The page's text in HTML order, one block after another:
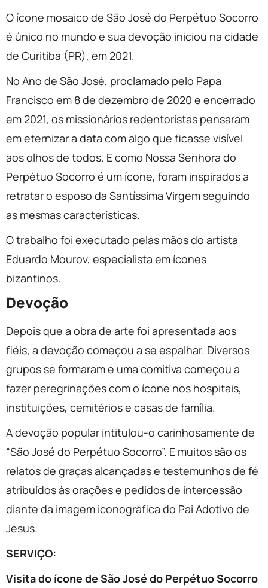
O ícone mosaico de São José do Perpétuo Socorro
é único no mundo e sua devoção iniciou na cidade
de Curitiba (PR), em 2021.
No Ano de São José, proclamado pelo Papa
Francisco em 8 de dezembro de 2020 e encerrado
em 2021, os missionários redentoristas pensaram
em eternizar a data com algo que ficasse visível
aos olhos de todos. E como Nossa Senhora do
Perpétuo Socorro é um ícone, foram inspirados a
retratar o esposo da Santíssima Virgem seguindo
as mesmas características.
O trabalho foi executado pelas mãos do artista
Eduardo Mourov, especialista em ícones
bizantinos.
Devoção
Depois que a obra de arte foi apresentada aos
fiéis, a devoção começou a se espalhar. Diversos
grupos se formaram e uma comitiva começou a
fazer peregrinações com o ícone nos hospitais,
instituições, cemitérios e casas de família.
A devoção popular intitulou-o carinhosamente de
“São José do Perpétuo Socorro”. E muitos são os
relatos de graças alcançadas e testemunhos de fé
atribuídos às orações e pedidos de intercessão
diante da imagem iconográfica do Pai Adotivo de
Jesus.
SERVIÇO:
Visita do ícone de São José do Perpétuo Socorro